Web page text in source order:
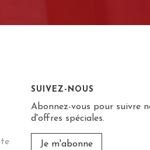
SUIVEZ-NOUS
Abonnez-vous pour suivre
d'offres spéciales.
Je m'abonne